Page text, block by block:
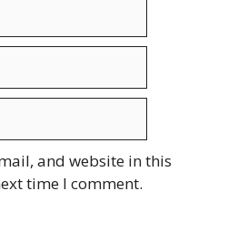
and website in this
time I comment.